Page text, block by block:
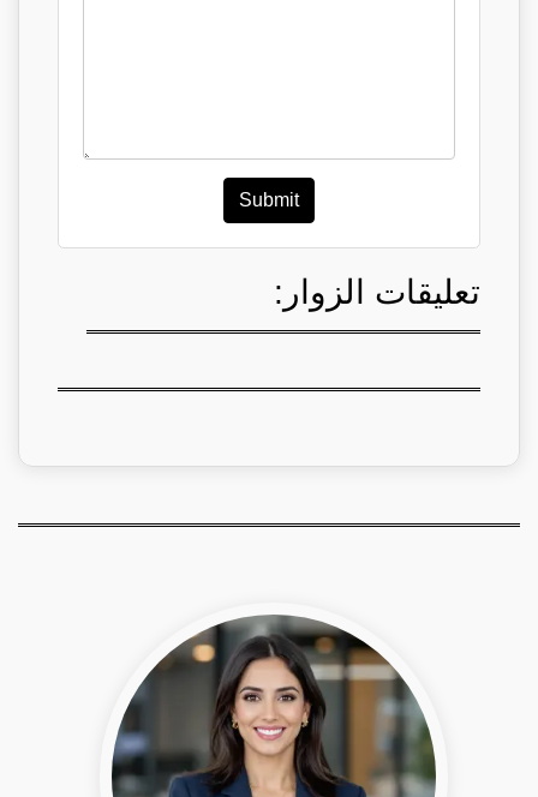
Submit
تعليقات الزوار: